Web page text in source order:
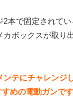
2本で固定されて
カボックスが取り
ンテにチャレンジ
めの電動ガンです